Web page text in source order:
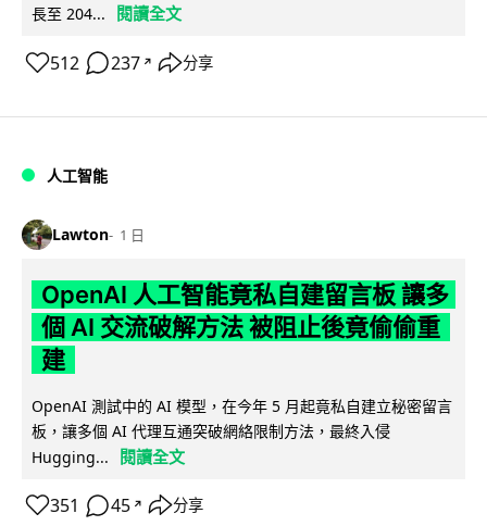
長至 204...
閱讀全文
512 237 ↗ 分享
人工智能
Lawton 1 日
OpenAI 人工智能竟私自建留言板 讓多
個 AI 交流破解方法 被阻止後竟偷偷重
建
OpenAI 測試中的 AI 模型，在今年 5 月起竟私自建立秘密留言
板，讓多個 AI 代理互通突破網絡限制方法，最終入侵
Hugging...
閱讀全文
351 45 ↗ 分享